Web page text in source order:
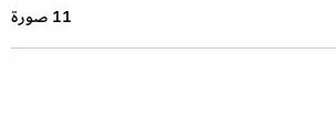
11 صورة